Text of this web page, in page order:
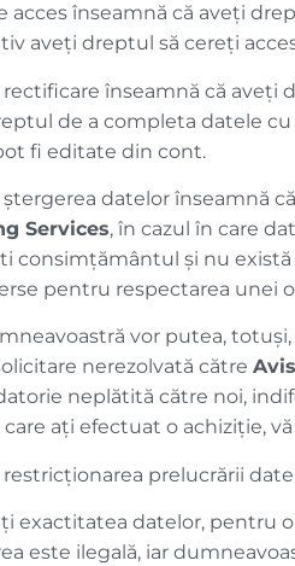
acces înseamnă că aveţi
aveți dreptul să cereți
înseamnă că aveți
de a completa datele
fi editate din cont.
datelor înseamnă
Services, în cazul în care
consimțământul şi nu
pentru respectarea unei
vor putea,
nerezolvată către
neplătită către noi,
care ați efectuat o achiziție,
prelucrării
exactitatea datelor, pentru
este ilegală, iar